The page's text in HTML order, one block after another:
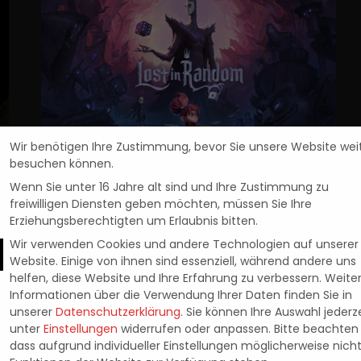
Lost in Random: erscheint
am 10. September 2021
Electronic Arts und Zoink gaben heute im Rahmen der
EA Play Live...
Posted
Pascal Kaap 23. Juli 2021
Wir benötigen Ihre Zustimmung, bevor Sie unsere Website
besuchen können.
Wenn Sie unter 16 Jahre alt sind und Ihre Zustimmung zu
freiwilligen Diensten geben möchten, müssen Sie Ihre
Erziehungsberechtigten um Erlaubnis bitten.
Wir verwenden Cookies und andere Technologien auf unserer
Website. Einige von ihnen sind essenziell, während andere uns
helfen, diese Website und Ihre Erfahrung zu verbessern.
Informationen über die Verwendung Ihrer Daten finden Sie in
unserer Datenschutzerklärung. Sie können Ihre Auswahl
unter Einstellungen widerrufen oder anpassen. Bitte beachten
dass aufgrund individueller Einstellungen möglicherweise